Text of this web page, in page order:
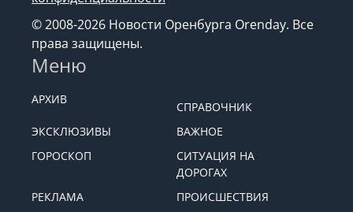
© 2008-2026 Новости Оренбурга Orenday. Все
права защищены.
Меню
АРХИВ
СПРАВОЧНИК
ЭКСКЛЮЗИВЫ
ВАЖНОЕ
ГОРОСКОП
СИТУАЦИЯ НА
ДОРОГАХ
РЕКЛАМА
ПРОИСШЕСТВИЯ